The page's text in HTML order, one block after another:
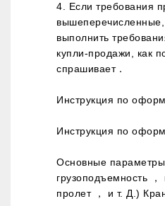
4. Если требования
выполнить
купли-продажи, как
спрашивает．
Инструкция по
Инструкция по
Основные
грузоподъемность
пролет ， и т. Д.)